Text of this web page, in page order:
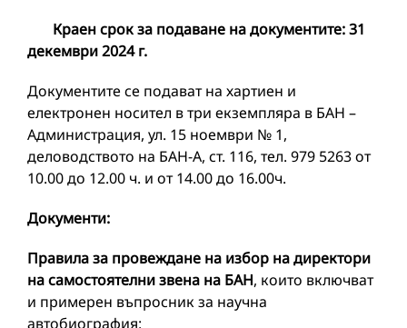
Краен срок за подаване на документите:31
декември 2024 г.
Документите се подават на хартиен и
електронен носител в три екземпляра в БАН –
Администрация, ул. 15 ноември № 1,
деловодството на БАН-А, ст. 116, тел. 979 5263 от
10.00 до 12.00 ч. и от 14.00 до 16.00ч.
Документи:
Правила за провеждане на избор на директори
на самостоятелни звена на БАН, които включват
и примерен въпросник за научна
автобиография: